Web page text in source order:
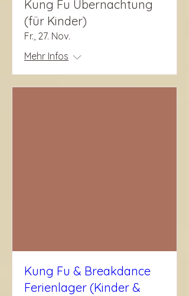
Kung Fu Übernachtung
(für Kinder)
Fr., 27. Nov.
Mehr Infos
Kung Fu & Breakdance
Ferienlager (Kinder &